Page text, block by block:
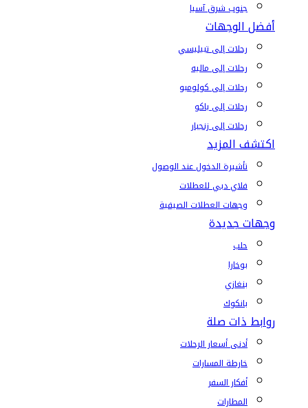
جنوب شرق آسيا
أفضل الوجهات
رحلات إلى تبيليسي
رحلات إلى ماليه
رحلات إلى كولومبو
رحلات إلى باكو
رحلات إلى زنجبار
اكتشف المزيد
تأشيرة الدخول عند الوصول
فلاي دبي للعطلات
وجهات العطلات الصيفية
وجهات جديدة
حلب
بوخارا
بنغازي
بانكوك
روابط ذات صلة
أدنى أسعار الرحلات
خارطة المسارات
أفكار السفر
المطارات